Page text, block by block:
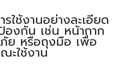
ใช้งานอย่างละเอียด
งกัน เช่น หน้ากาก
ย หรือถุงมือ เพื่อ
ะใช้งาน